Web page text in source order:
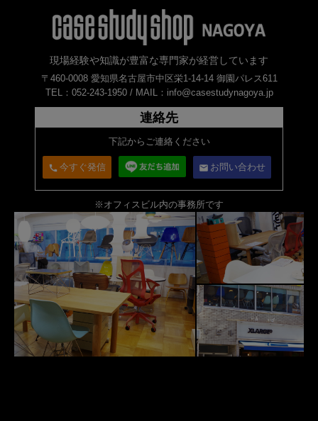
現場経験や知識が豊富な専門家が経営しています
〒460-0008 愛知県名古屋市中区栄1-14-14 御園パレス611
TEL：052-243-1950 / MAIL：info@casestudynagoya.jp
連絡先
下記からご連絡ください
call 今すぐ発信 email お問い合わせ
※オフィスビル内の事務所です